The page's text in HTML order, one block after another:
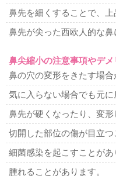
鼻先を細くすることで、上
鼻先が尖った西欧人的な鼻
鼻尖縮小の注意事項やデメ
鼻の穴の変形をきたす場合
気に入らない場合でも元に
鼻先が硬くなったり、変形
切開した部位の傷が目立つ
細菌感染を起こすことがあ
腫れることがあります。